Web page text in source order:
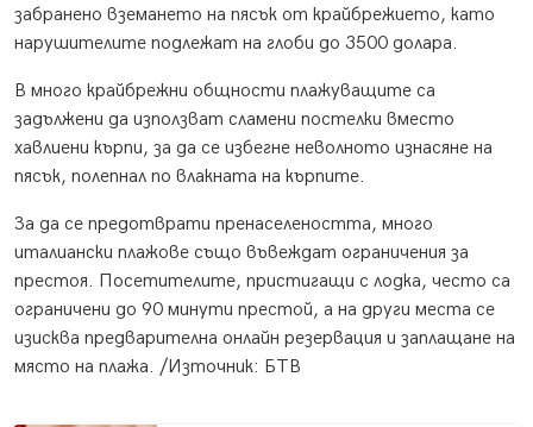
забранено вземането на пясък от крайбрежието, като
нарушителите подлежат на глоби до 3500 долара.
В много крайбрежни общности плажуващите са
задължени да използват сламени постелки вместо
хавлиени кърпи, за да се избегне неволното изнасяне на
пясък, полепнал по влакната на кърпите.
За да се предотврати пренаселеността, много
италиански плажове също въвеждат ограничения за
престоя. Посетителите, пристигащи с лодка, често са
ограничени до 90 минути престой, а на други места се
изисква предварителна онлайн резервация и заплащане на
място на плажа. /Източник: БТВ